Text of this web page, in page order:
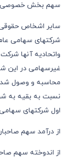
سهم بخش خصوصی
سایر اشخاص
شرکتهای سهامی
واتحادیه آنها
نسبت به بقیه به
اول شرکتهای
از درآمد سهم صاحبان
از اندوخته سهم